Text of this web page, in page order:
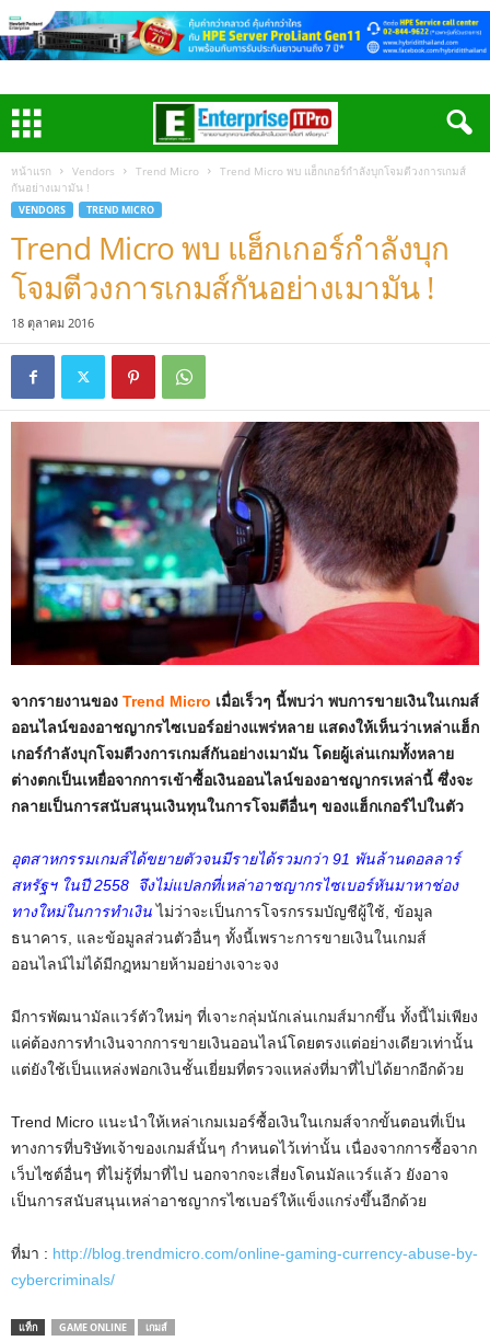
หน้าแรก Vendors Trend Micro
Trend Micro พบ แฮ็กเกอร์กำลังบุกโจมตีวงการเกมส์
กันอย่างเมามัน !
VENDORS TREND MICRO
Trend Micro พบ แฮ็กเกอร์กำลังบุก
โจมตีวงการเกมส์กันอย่างเมามัน !
18 ตุลาคม 2016
จากรายงานของ Trend Micro เมื่อเร็วๆ นี้พบว่า พบการขายเงินในเกมส์
ออนไลน์ของอาชญากรไซเบอร์อย่างแพร่หลาย แสดงให้เห็นว่าเหล่าแฮ็ก
เกอร์กำลังบุกโจมตีวงการเกมส์กันอย่างเมามัน โดยผู้เล่นเกมทั้งหลาย
ต่างตกเป็นเหยื่อจากการเข้าซื้อเงินออนไลน์ของอาชญากรเหล่านี้ ซึ่งจะ
กลายเป็นการสนับสนุนเงินทุนในการโจมตีอื่นๆ ของแฮ็กเกอร์ไปในตัว
อุตสาหกรรมเกมส์ได้ขยายตัวจนมีรายได้รวมกว่า 91 พันล้านดอลลาร์
สหรัฐฯ ในปี 2558 จึงไม่แปลกที่เหล่าอาชญากรไซเบอร์หันมาหาช่อง
ทางใหม่ในการทำเงินไม่ว่าจะเป็นการโจรกรรมบัญชีผู้ใช้, ข้อมูล
ธนาคาร, และข้อมูลส่วนตัวอื่นๆ ทั้งนี้เพราะการขายเงินในเกมส์
ออนไลน์ไม่ได้มีกฎหมายห้ามอย่างเจาะจง
มีการพัฒนามัลแวร์ตัวใหม่ๆ ที่เจาะกลุ่มนักเล่นเกมส์มากขึ้น ทั้งนี้ไม่เพียง
แค่ต้องการทำเงินจากการขายเงินออนไลน์โดยตรงแต่อย่างเดียวเท่านั้น
แต่ยังใช้เป็นแหล่งฟอกเงินชั้นเยี่ยมที่ตรวจแหล่งที่มาที่ไปได้ยากอีกด้วย
Trend Micro แนะนำให้เหล่าเกมเมอร์ซื้อเงินในเกมส์จากขั้นตอนที่เป็น
ทางการที่บริษัทเจ้าของเกมส์นั้นๆ กำหนดไว้เท่านั้น เนื่องจากการซื้อจาก
เว็บไซต์อื่นๆ ที่ไม่รู้ที่มาที่ไป นอกจากจะเสี่ยงโดนมัลแวร์แล้ว ยังอาจ
เป็นการสนับสนุนเหล่าอาชญากรไซเบอร์ให้แข็งแกร่งขึ้นอีกด้วย
ที่มา : http://blog.trendmicro.com/online-gaming-currency-abuse-by-
cybercriminals/
แท็ก GAME ONLINE เกมส์